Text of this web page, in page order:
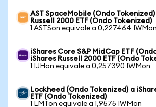
AST SpaceMobile (Ondo
Russell 2000 ETF (Ondo Tokenized)
1 ASTSon equivale a 0,227464 IWMon
iShares Core S&P MidCap ETF
iShares Russell 2000 ETF (Ondo
1 IJHon equivale a 0,257390 IWMon
Lockheed (Ondo Tokenized) a
ETF (Ondo Tokenized)
1 LMTon equivale a 1,9575 IWMon